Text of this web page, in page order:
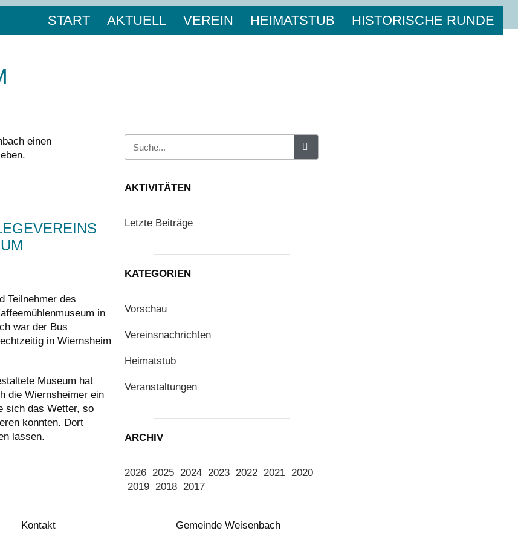
START AKTUELL VEREIN HEIMATSTUB
HISTORISCHE RUNDE
einen
Teilnehmer des
in
war der Bus
in Wiernsheim
Museum hat
die Wiernsheimer ein
sich das Wetter, so
konnten. Dort
lassen.
AKTIVITÄTEN
Letzte Beiträge
KATEGORIEN
Vorschau
Vereinsnachrichten
Heimatstub
Veranstaltungen
ARCHIV
2026 2025 2024 2023 2022 2021 2020
2019 2018 2017
Kontakt Gemeinde Weisenbach